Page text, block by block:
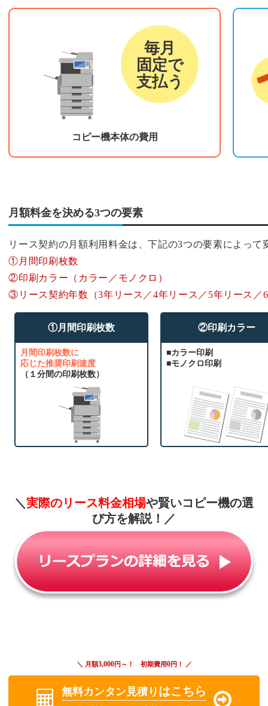
毎月
固定で
支払う
コピー機本体の費用
月額料金を決める3つの要素
リース契約の月額利用料金は、下記の3つの要素によって
①月間印刷枚数
②印刷カラー（カラー／モノクロ）
③リース契約年数（3年リース／4年リース／5年リース／
①月間印刷枚数
月間印刷枚数に
応じた推奨印刷速度
（１分間の印刷枚数）
②印刷カラー
■カラー印刷
■モノクロ印刷
＼実際のリース料金相場や賢いコピー機の選
び方を解説！ ／
＼ 月額3,000円～！ 初期費用0円！ ／
無料カンタン見積り はこちら